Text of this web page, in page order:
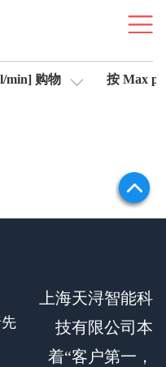
min] 购物 按 Max
上海天浔智能科
技有限公司本
着“客户第一，